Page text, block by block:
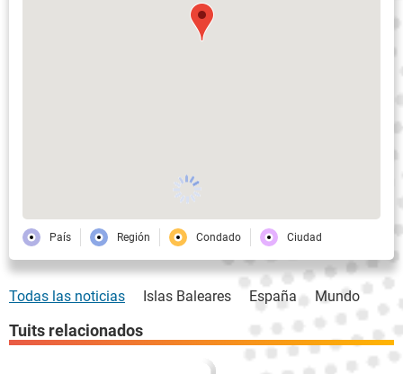
País Región Condado Ciudad
Todas las noticias Islas Baleares España Mundo
Tuits relacionados